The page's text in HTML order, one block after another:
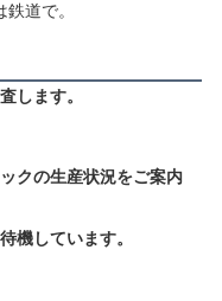
道で。
します。
クの生産状況をご案内
機しています。